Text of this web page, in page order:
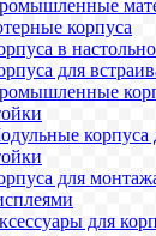
корпуса
в
для
корпуса
для
для